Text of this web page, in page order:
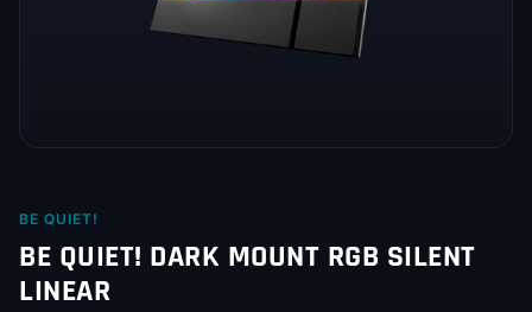
BE QUIET!
BE QUIET! DARK MOUNT RGB SILENT
LINEAR